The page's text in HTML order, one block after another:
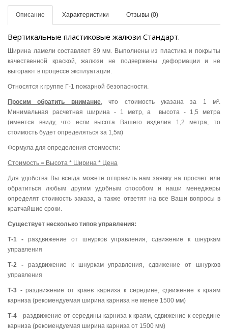
Описание Характеристики Отзывы (0)
Вертикальные пластиковые жалюзи Стандарт.
Ширина ламели составляет 89 мм. Выполнены из пластика и покрыты
качественной краской, жалюзи не подвержены деформации и не
выгорают в процессе эксплуатации.
Относятся к группе Г-1 пожарной безопасности.
Просим обратить внимание,
что стоимость указана за 1 м².
Минимальная расчетная ширина - 1 метр, а высота - 1,5 метра
(имеется ввиду, что если высота Вашего изделия 1,2 метра, то
стоимость будет определяться за 1,5м)
Формула для определения стоимости:
Стоимость = Высота * Ширина * Цена
Для удобства Вы всегда можете отправить нам заявку на просчет или
обратиться любым другим удобным способом и наши менеджеры
определят стоимость заказа, а также ответят на все Ваши вопросы в
кратчайшие сроки.
Существует несколько типов управления:
Т-1 - раздвижение от шнурков управления, сдвижение к шнуркам
управления
Т-2 - раздвижение к шнуркам управления, сдвижение от шнурков
управления
Т-3 - раздвижение от краев карниза к середине, сдвижение к краям
карниза (рекомендуемая ширина карниза не менее 1500 мм)
Т-4 - раздвижение от середины карниза к краям, сдвижение к середине
карниза (рекомендуемая ширина карниза от 1500 мм)